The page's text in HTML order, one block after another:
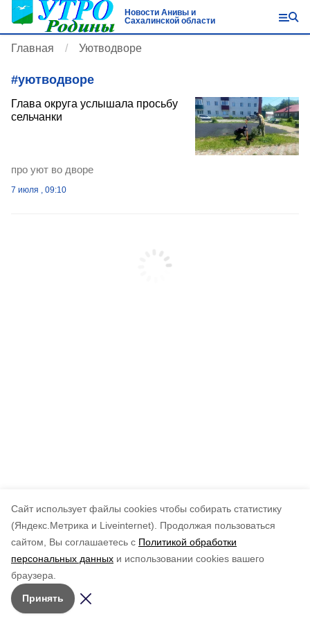
Cайт использует файлы cookies чтобы собирать статистику
(Яндекс.Метрика и Liveinternet).
Продолжая пользоваться
сайтом, Вы соглашаетесь с Политикой обработки
персональных данных и использовании cookies вашего
браузера.
Принять
Новости Анивы и
Сахалинской области
Главная Уютводворе
#уютводворе
Глава округа услышала просьбу
сельчанки
про уют во дворе
7 июля , 09:10